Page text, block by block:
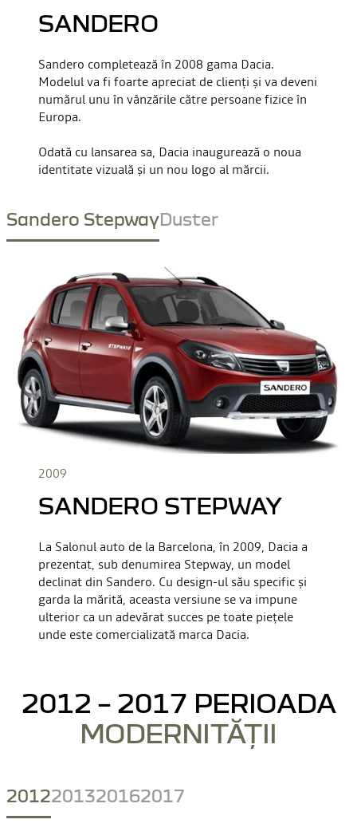
SANDERO
Sandero completează în 2008 gama Dacia.
Modelul va fi foarte apreciat de clienți și va deveni
numărul unu în vânzările către persoane fizice în
Europa.
Odată cu lansarea sa, Dacia inaugurează o noua
identitate vizuală și un nou logo al mărcii.
Sandero StepwayDuster
2009
SANDERO STEPWAY
La Salonul auto de la Barcelona, în 2009, Dacia a
prezentat, sub denumirea Stepway, un model
declinat din Sandero. Cu design-ul său specific și
garda la mărită, aceasta versiune se va impune
ulterior ca un adevărat succes pe toate piețele
unde este comercializată marca Dacia.
2012 – 2017 PERIOADA
MODERNITĂȚII
2012201320162017